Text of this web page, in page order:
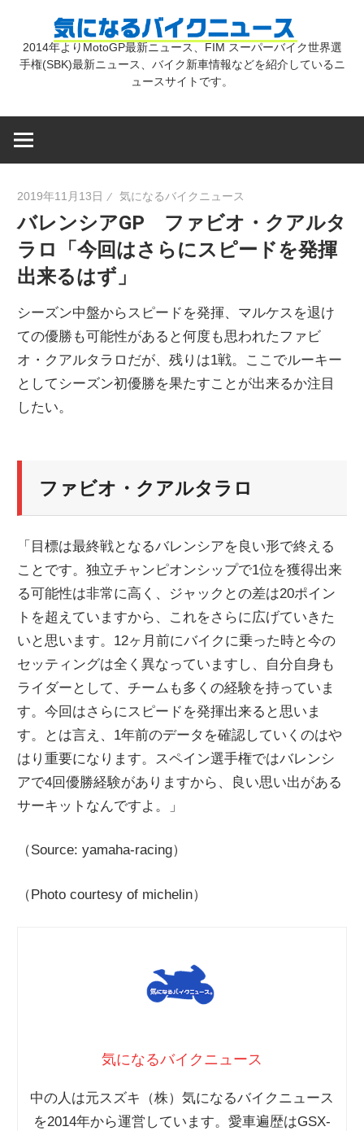
気
バ
ク
ニ
ス
2014年よりMotoGP最新ニュース、FIM スーパーバイク世界選
手権(SBK)最新ニュース、バイク新車情報などを紹介しているニ
ュースサイトです。
2019年11月13日 気になるバイクニュース
バレンシアGP ファビオ・クアルタ
ラロ「今回はさらにスピードを発揮
出来るはず」
シーズン中盤からスピードを発揮、マルケスを退け
ての優勝も可能性があると何度も思われたファビ
オ・クアルタラロだが、残りは1戦。ここでルーキー
としてシーズン初優勝を果たすことが出来るか注目
したい。
ファビオ・クアルタラロ
「目標は最終戦となるバレンシアを良い形で終える
ことです。独立チャンピオンシップで1位を獲得出来
る可能性は非常に高く、ジャックとの差は20ポイン
トを超えていますから、これをさらに広げていきた
いと思います。12ヶ月前にバイクに乗った時と今の
セッティングは全く異なっていますし、自分自身も
ライダーとして、チームも多くの経験を持っていま
す。今回はさらにスピードを発揮出来ると思いま
す。とは言え、1年前のデータを確認していくのはや
はり重要になります。スペイン選手権ではバレンシ
アで4回優勝経験がありますから、良い思い出がある
サーキットなんですよ。」
（Source: yamaha-racing）
（Photo courtesy of michelin）
気になるバイクニュース
中の人は元スズキ（株）気になるバイクニュース
を2014年から運営しています。愛車遍歴はGSX-